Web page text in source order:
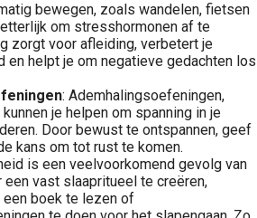
bewegen, zoals wandelen, fietsen
om stresshormonen af te
zorgt voor afleiding, verbetert je
en helpt je om negatieve gedachten los
: Ademhalingsoefeningen,
je helpen om spanning in je
Door bewust te ontspannen, geef
kans om tot rust te komen.
is een veelvoorkomend gevolg van
een vast slaapritueel te creëren,
boek te lezen of